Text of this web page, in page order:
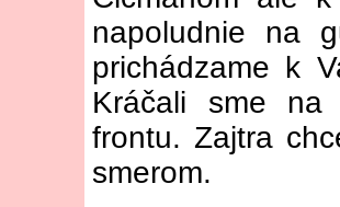
napoludnie na
prichádzame k
Kráčali sme
frontu. Zajtra
smerom.